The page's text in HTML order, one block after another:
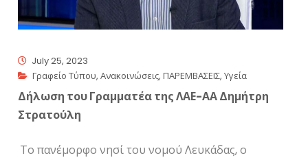
July 25, 2023
Γραφείο Τύπου,Ανακοινώσεις,ΠΑΡΕΜΒΑΣΕΙΣ,Υγεία
Δήλωση του Γραμματέα της ΛΑΕ-ΑΑ Δημήτρη
Στρατούλη
Το πανέμορφο νησί του νομού Λευκάδας, ο